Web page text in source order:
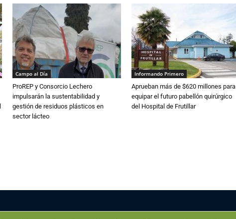
Campo al Día
ProREP y Consorcio Lechero
impulsarán la sustentabilidad y
gestión de residuos plásticos en
sector lácteo
Informando Primero
Aprueban más de $620 millones para
equipar el futuro pabellón quirúrgico
del Hospital de Frutillar